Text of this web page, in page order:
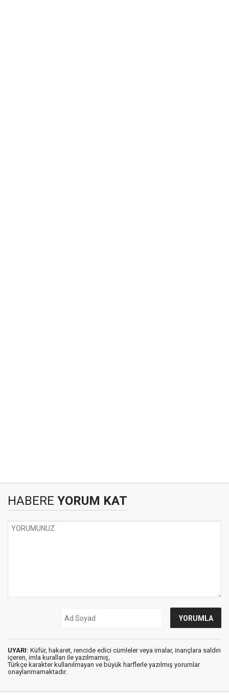
HABERE YORUM KAT
UYARI: Küfür, hakaret, rencide edici cümleler veya imalar, inançlara saldırı
içeren, imla kuralları ile yazılmamış,
Türkçe karakter kullanılmayan ve büyük harflerle yazılmış yorumlar
onaylanmamaktadır.